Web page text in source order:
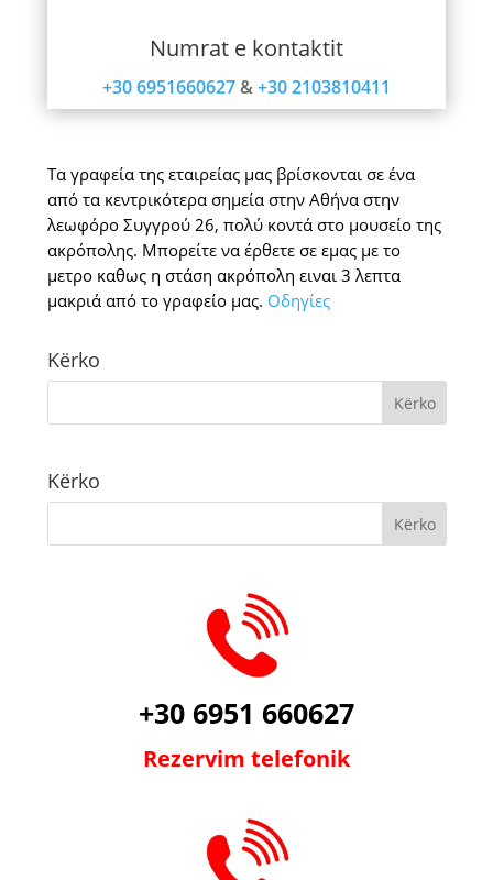
Kërko
Kërko
+30 6951 660627
Rezervim telefonik
Numrat e kontaktit
+30 6951660627&+30 2103810411
Τα γραφεία της εταιρείας μας βρίσκονται σε ένα
από τα κεντρικότερα σημεία στην Αθήνα στην
λεωφόρο Συγγρού 26, πολύ κοντά στο μουσείο της
ακρόπολης. Μπορείτε να έρθετε σε εμας με το
μετρο καθως η στάση ακρόπολη ειναι 3 λεπτα
μακριά από το γραφείο μας. Οδηγίες